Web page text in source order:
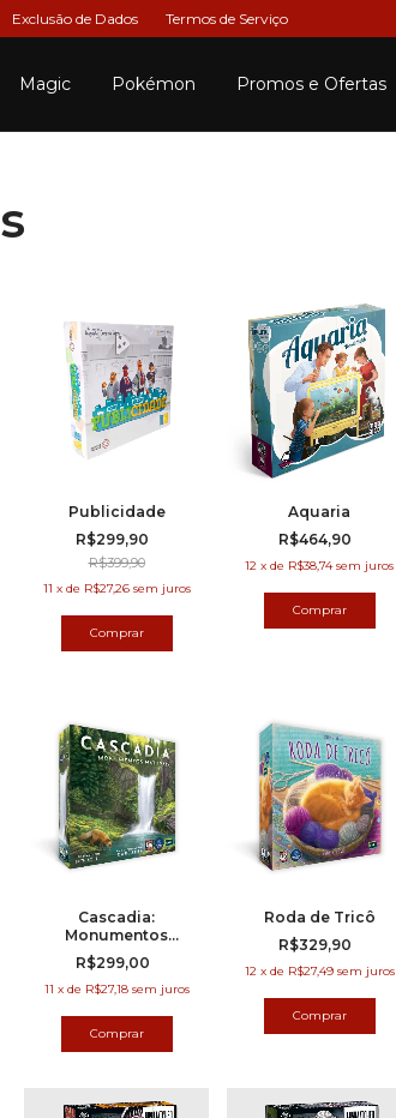
Exclusão de Dados Termos de Serviço
Magic Pokémon Promos e Ofertas
Publicidade
R$299,90
R$399,90
11 x de R$27,26 sem juros
Aquaria
R$464,90
12 x de R$38,74 sem juros
Cascadia:
Monumentos
Naturais (Expansão)
R$299,00
11 x de R$27,18 sem juros
Roda de Tricô
R$329,90
12 x de R$27,49 sem juros